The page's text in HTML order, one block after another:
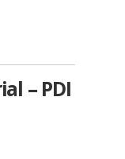
– PDI